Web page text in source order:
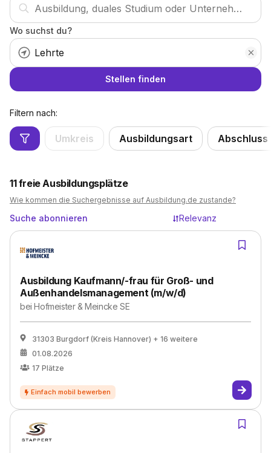
Wo suchst du?
Stellen finden
Filtern nach:
Umkreis Ausbildungsart Abschluss
11freie Ausbildungsplätze
Wie kommen die Suchergebnisse auf Ausbildung.de zustande?
Suche abonnieren Relevanz
Ausbildung Kaufmann/-frau für Groß- und
Außenhandelsmanagement (m/w/d)
beiHofmeister & Meincke SE
31303 Burgdorf (Kreis Hannover) + 16 weitere
01.08.2026
17 Plätze